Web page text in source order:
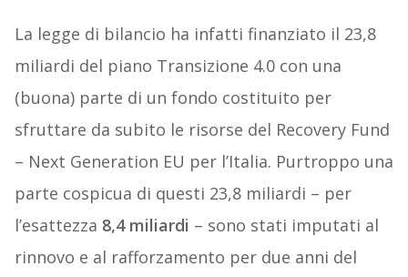
La legge di bilancio ha infatti finanziato il 23,8
miliardi del piano Transizione 4.0 con una
(buona) parte di un fondo costituito per
sfruttare da subito le risorse del Recovery Fund
– Next Generation EU per l’Italia. Purtroppo una
parte cospicua di questi 23,8 miliardi – per
l’esattezza 8,4 miliardi – sono stati imputati al
rinnovo e al rafforzamento per due anni del